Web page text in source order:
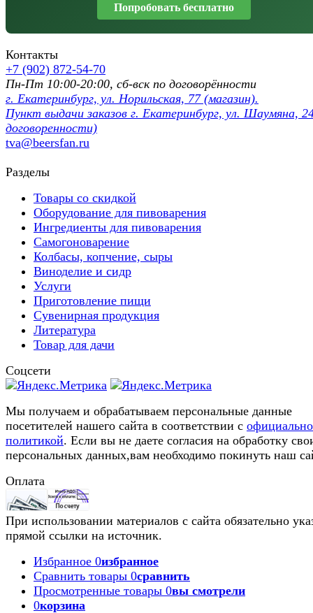
Попробовать бесплатно
Контакты
+7 (902) 872-54-70
Пн-Пт 10:00-20:00, сб-вск по договорённости
г. Екатеринбург, ул. Норильская, 77 (магазин).
Пункт выдачи заказов г. Екатеринбург, ул. Шаумяна,
договоренности)
tva@beersfan.ru
Разделы
Товары со скидкой
Оборудование для пивоварения
Ингредиенты для пивоварения
Самогоноварение
Колбасы, копчение, сыры
Виноделие и сидр
Услуги
Приготовление пищи
Сувенирная продукция
Литература
Товар для дачи
Соцсети
Мы получаем и обрабатываем персональные данные
посетителей нашего сайта в соответствии с
политикой. Если вы не даете согласия на обработку
персональных данных,вам необходимо покинуть наш
Оплата
При использовании материалов с сайта обязательно
прямой ссылки на источник.
Избранное 0избранное
Сравнить товары 0сравнить
Просмотренные товары 0вы смотрели
0корзина